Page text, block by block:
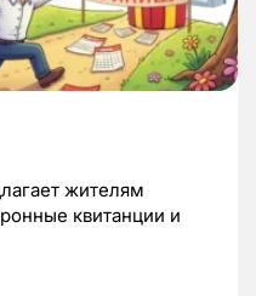
жителям
квитанции и